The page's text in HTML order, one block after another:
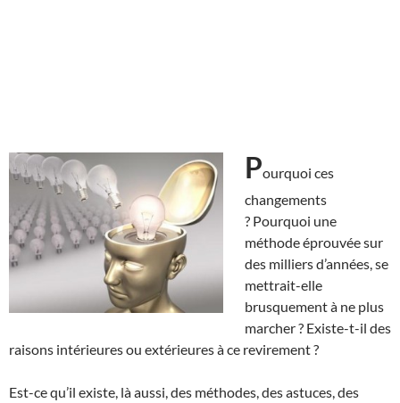
Pourquoi ces
changements
? Pourquoi une
méthode éprouvée sur
des milliers d’années, se
mettrait-elle
brusquement à ne plus
marcher ? Existe-t-il des
raisons intérieures ou extérieures à ce revirement ?
Est-ce qu’il existe, là aussi, des méthodes, des astuces, des